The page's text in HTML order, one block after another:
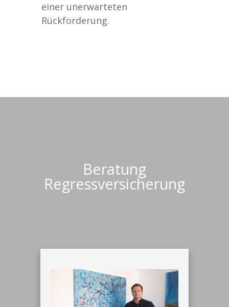
einer unerwarteten
Rückforderung.
Beratung
Regressversicherung